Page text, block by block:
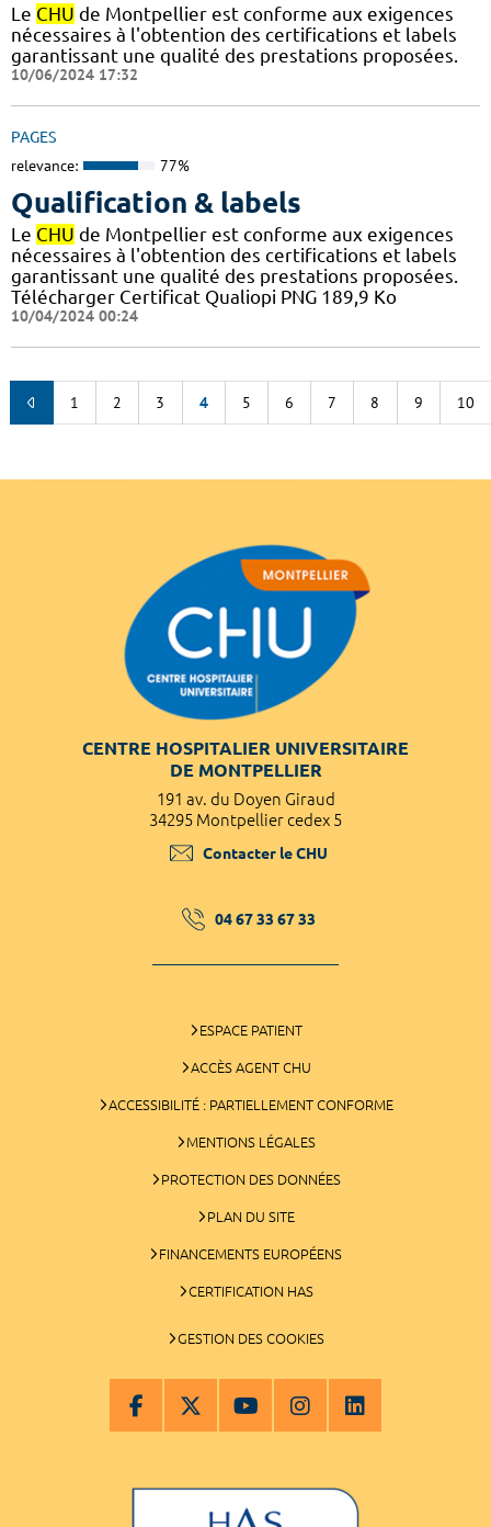
Le CHU de Montpellier est conforme aux exigences
nécessaires à l'obtention des certifications et labels
garantissant une qualité des prestations proposées.
10/06/2024 17:32
PAGES
relevance: 77%
Qualification & labels
Le CHU de Montpellier est conforme aux exigences
nécessaires à l'obtention des certifications et labels
garantissant une qualité des prestations proposées.
Télécharger Certificat Qualiopi PNG 189,9 Ko
10/04/2024 00:24
1 2 3 4 5 6 7 8 9 10
CENTRE HOSPITALIER UNIVERSITAIRE
DE MONTPELLIER
191 av. du Doyen Giraud
34295 Montpellier cedex 5
Contacter le CHU
04 67 33 67 33
ESPACE PATIENT
ACCÈS AGENT CHU
ACCESSIBILITÉ : PARTIELLEMENT CONFORME
MENTIONS LÉGALES
PROTECTION DES DONNÉES
PLAN DU SITE
FINANCEMENTS EUROPÉENS
CERTIFICATION HAS
GESTION DES COOKIES